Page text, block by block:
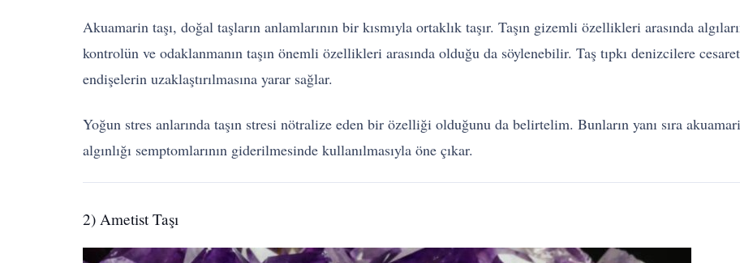
Akuamarin taşı, doğal taşların anlamlarının bir kısmıyla ortaklık taşır. Taşın gizemli özellikleri arasında
kontrolün ve odaklanmanın taşın önemli özellikleri arasında olduğu da söylenebilir. Taş tıpkı denizcilere
endişelerin uzaklaştırılmasına yarar sağlar.
Yoğun stres anlarında taşın stresi nötralize eden bir özelliği olduğunu da belirtelim. Bunların yanı sıra
algınlığı semptomlarının giderilmesinde kullanılmasıyla öne çıkar.
2) Ametist Taşı